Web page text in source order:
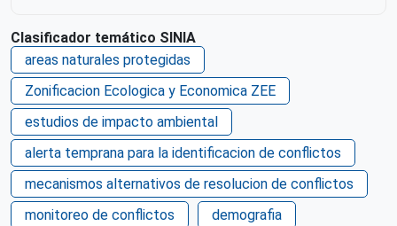
Clasificador temático SINIA
areas naturales protegidas
Zonificacion Ecologica y Economica ZEE
estudios de impacto ambiental
alerta temprana para la identificacion de conflictos
mecanismos alternativos de resolucion de conflictos
monitoreo de conflictos
demografia